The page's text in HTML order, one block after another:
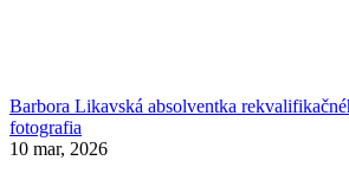
Barbora Likavská absolventka
fotografia
10 mar, 2026